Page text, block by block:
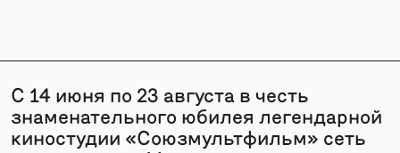
С 14 июня по 23 августа в честь
знаменательного юбилея легендарной
киностудии «Союзмультфильм» сеть